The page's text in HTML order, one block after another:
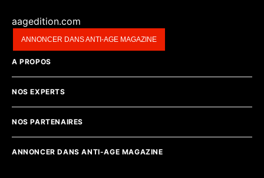
aagedition.com
ANNONCER DANS ANTI-AGE MAGAZINE
A PROPOS
NOS EXPERTS
NOS PARTENAIRES
ANNONCER DANS ANTI-AGE MAGAZINE